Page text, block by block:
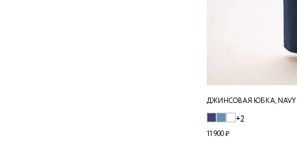
ДЖИНСОВАЯ ЮБКА, NAVY
+2
11 900 ₽